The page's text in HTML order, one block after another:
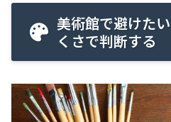
美術館で避けた
くさで判断する